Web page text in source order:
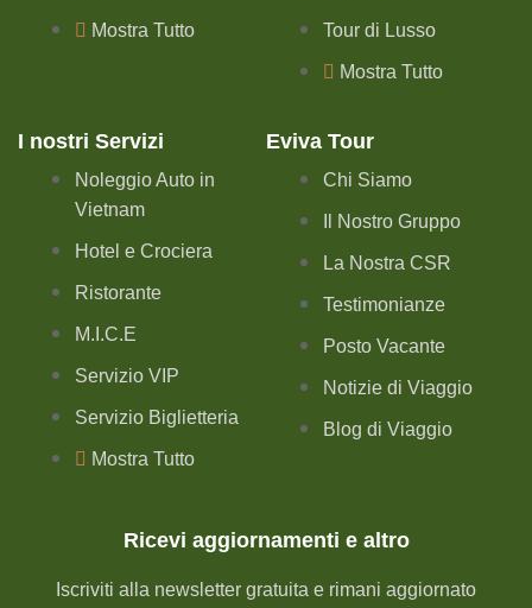
Mostra Tutto Tour di Lusso
Mostra Tutto
I nostri Servizi
Noleggio Auto in
Vietnam
Hotel e Crociera
Ristorante
M.I.C.E
Servizio VIP
Servizio Biglietteria
Mostra Tutto
Eviva Tour
Chi Siamo
Il Nostro Gruppo
La Nostra CSR
Testimonianze
Posto Vacante
Notizie di Viaggio
Blog di Viaggio
Ricevi aggiornamenti e altro
Iscriviti alla newsletter gratuita e rimani aggiornato